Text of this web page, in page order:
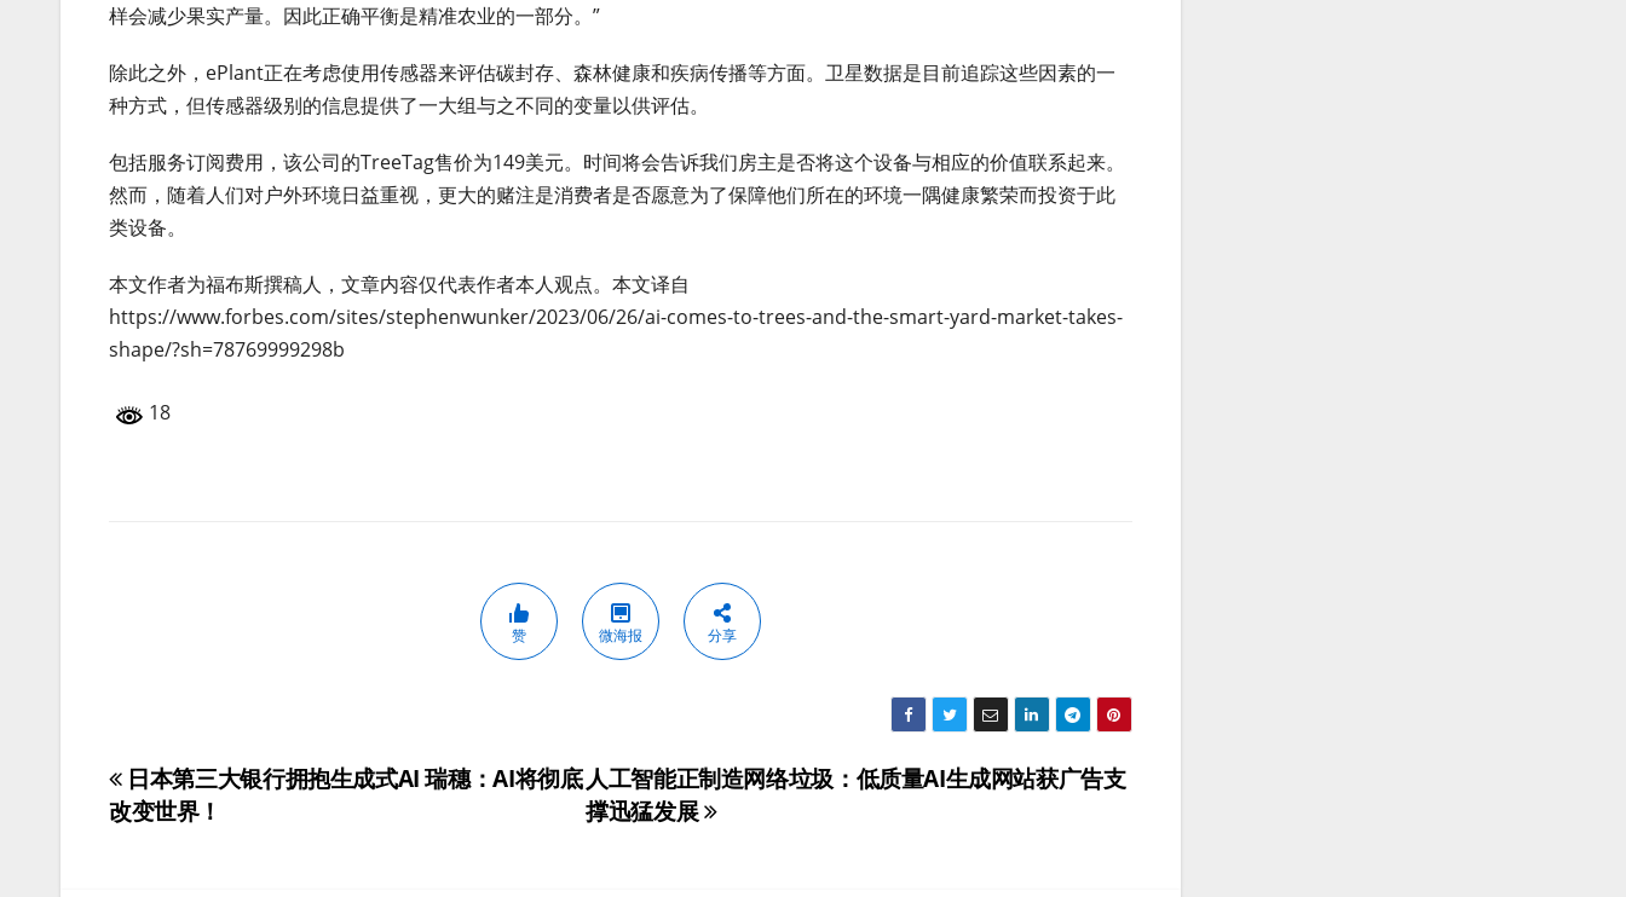
样会减少果实产量。因此正确平衡是精准农业的一部分。”
除此之外，ePlant正在考虑使用传感器来评估碳封存、森林健康和疾病传播等方面。卫星数据是目前追踪这些因素的一
种方式，但传感器级别的信息提供了一大组与之不同的变量以供评估。
包括服务订阅费用，该公司的TreeTag售价为149美元。时间将会告诉我们房主是否将这个设备与相应的价值联系起来。
然而，随着人们对户外环境日益重视，更大的赌注是消费者是否愿意为了保障他们所在的环境一隅健康繁荣而投资于此
类设备。
本文作者为福布斯撰稿人，文章内容仅代表作者本人观点。本文译自
https://www.forbes.com/sites/stephenwunker/2023/06/26/ai-comes-to-trees-and-the-smart-yard-market-takes-
shape/?sh=78769999298b
18
赞 微海报 分享
文
章
人工智能正制造网络垃圾：低质量AI生成网站获广告支
撑迅猛发展
日本第三大银行拥抱生成式AI 瑞穗：AI将彻底
改变世界！